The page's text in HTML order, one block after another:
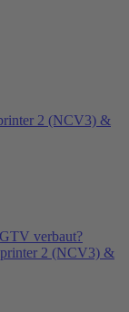
2 (NCV3) &
verbaut?
2 (NCV3) &